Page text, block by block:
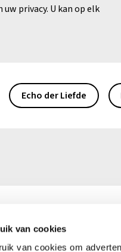
van cookies
van cookies om
privacy. U kan op elk
Echo der Liefde
39 50 50